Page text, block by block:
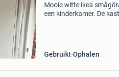
Mooie witte ikea
een kinderkamer. De
Gebruikt Ophalen